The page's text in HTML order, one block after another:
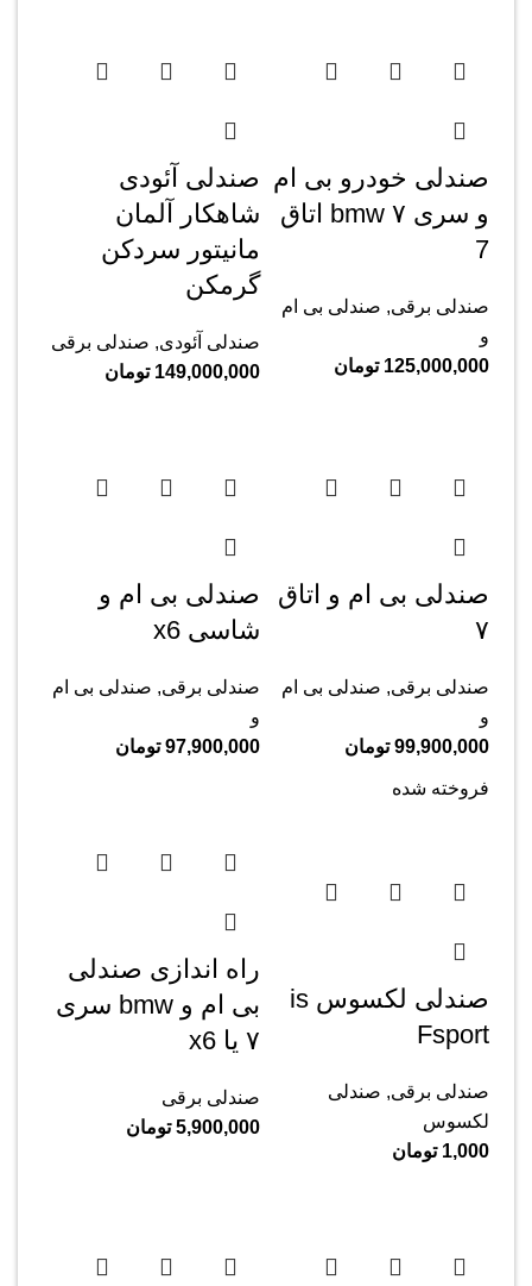
صندلی خودرو بی ام
و سری ۷ bmw اتاق
‌7
صندلی برقی, صندلی بی ام
و
125,000,000 تومان
صندلی آئودی
شاهکار آلمان
مانیتور سردکن
گرمکن
صندلی آئودی, صندلی برقی
149,000,000 تومان
صندلی بی ام و اتاق
۷
صندلی برقی, صندلی بی ام
و
99,900,000 تومان
صندلی بی ام و
شاسی x6
صندلی برقی, صندلی بی ام
و
97,900,000 تومان
فروخته شده
صندلی لکسوس is
Fsport
صندلی برقی, صندلی
لکسوس
1,000 تومان
راه اندازی صندلی
بی ام و bmw سری
۷ یا x6
صندلی برقی
5,900,000 تومان